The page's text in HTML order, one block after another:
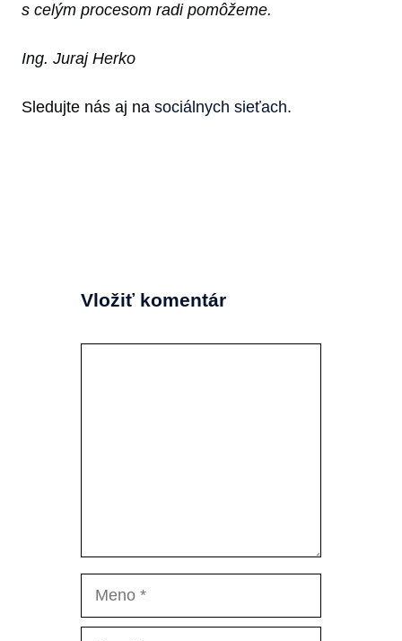
s celým procesom radi pomôžeme.
Ing. Juraj Herko
Sledujte nás aj na sociálnych sieťach.
Vložiť komentár